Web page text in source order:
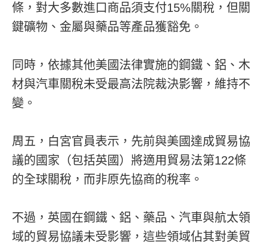
條，對大多數進口商品須支付15%關稅，但關
鍵礦物、金屬與藥品等產品獲豁免。
同時，依據其他美國法律實施的鋼鐵、鋁、木
材與汽車關稅未受最高法院裁決影響，維持不
變。
周五，白宮官員表示，先前與美國達成貿易協
議的國家（包括英國）將適用貿易法第122條
的全球關稅，而非原先協商的稅率。
不過，英國在鋼鐵、鋁、藥品、汽車與航太領
域的貿易協議未受影響，這些領域佔其對美貿